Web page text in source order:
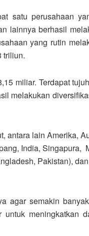
satu perusahaan
lainnya berhasil
yang rutin
triliun.
miliar. Terdapat
melakukan
antara lain Amerika,
India, Singapura,
Pakistan),
agar semakin
meningkatkan